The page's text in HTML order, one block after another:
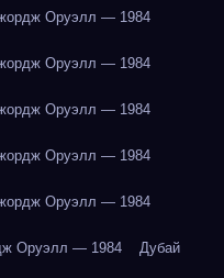
Оруэлл — 1984
Оруэлл — 1984
Оруэлл — 1984
Оруэлл — 1984
Оруэлл — 1984
Оруэлл — 1984 Дубай